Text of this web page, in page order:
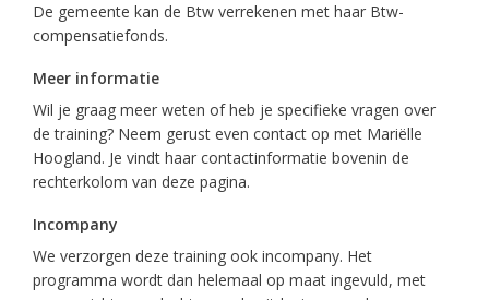
De gemeente kan de Btw verrekenen met haar Btw-
compensatiefonds.
Meer informatie
Wil je graag meer weten of heb je specifieke vragen over
de training? Neem gerust even contact op met Mariëlle
Hoogland. Je vindt haar contactinformatie bovenin de
rechterkolom van deze pagina.
Incompany
We verzorgen deze training ook incompany. Het
programma wordt dan helemaal op maat ingevuld, met